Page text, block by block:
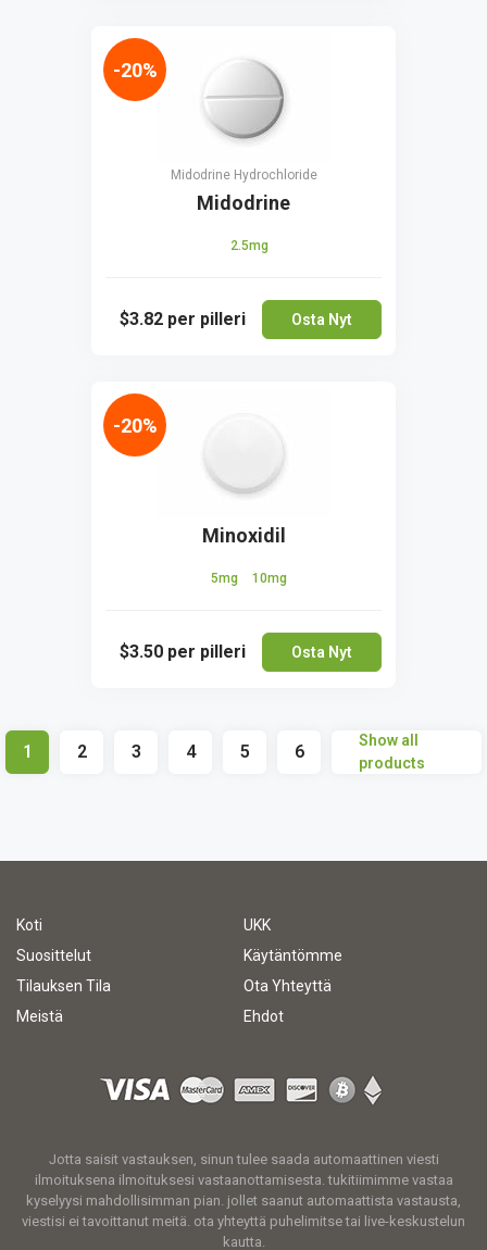
Midodrine Hydrochloride
Midodrine
2.5mg
$3.82 per pilleri Osta Nyt
-20%
Minoxidil
5mg 10mg
$3.50 per pilleri Osta Nyt
-20%
1 2 3 4 5 6
Show all
products
Koti
UKK
Suosittelut
Käytäntömme
Tilauksen Tila
Ota Yhteyttä
Meistä
Ehdot
Jotta saisit vastauksen, sinun tulee saada automaattinen viesti
ilmoituksena ilmoituksesi vastaanottamisesta. tukitiimimme vastaa
kyselyysi mahdollisimman pian. jollet saanut automaattista vastausta,
viestisi ei tavoittanut meitä. ota yhteyttä puhelimitse tai live-keskustelun
kautta.